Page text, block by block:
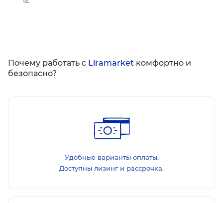
Почему работать с Liramarket комфортно и
безопасно?
Удобные варианты оплаты.
Доступны лизинг и рассрочка.